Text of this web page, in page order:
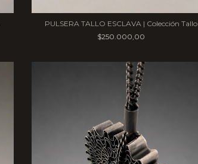
PULSERA TALLO ESCLAVA | Colección Tallo
$250.000,00